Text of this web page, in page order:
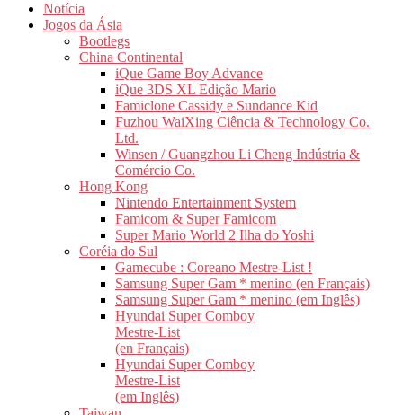
Notícia
Jogos da Ásia
Bootlegs
China Continental
iQue Game Boy Advance
iQue 3DS XL Edição Mario
Famiclone Cassidy e Sundance Kid
Fuzhou WaiXing Ciência & Technology Co.
Ltd.
Winsen / Guangzhou Li Cheng Indústria &
Comércio Co.
Hong Kong
Nintendo Entertainment System
Famicom & Super Famicom
Super Mario World 2 Ilha do Yoshi
Coréia do Sul
Gamecube : Coreano Mestre-List !
Samsung Super Gam * menino (en Français)
Samsung Super Gam * menino (em Inglês)
Hyundai Super Comboy
Mestre-List
(en Français)
Hyundai Super Comboy
Mestre-List
(em Inglês)